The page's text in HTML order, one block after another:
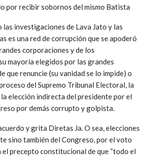
por recibir sobornos del mismo Batista
las investigaciones de Lava Jato y las
es una red de corrupción que se apoderó
corporaciones y de los
mayoría elegidos por las grandes
que renuncie (su vanidad se lo impide) o
del Supremo Tribunal Electoral, la
elección indirecta del presidente por el
por demás corrupto y golpista.
y grita Diretas Ja. O sea, elecciones
sino también del Congreso, por el voto
el precepto constitucional de que “todo el